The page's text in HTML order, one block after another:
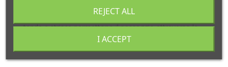
montare e spostare BENEFICI Ideale per le lavorazioni
che vengono effettuate in varie zone dell'officina, le
tende a strisce permettono il passaggio attraverso lo
REJECT ALL
I ACCEPT